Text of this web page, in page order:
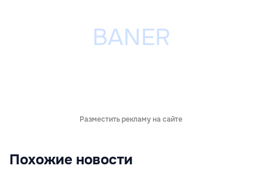
Разместить рекламу на сайте
Похожие новости